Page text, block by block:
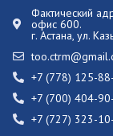
Фактический
офис 600.
г. Астана, ул.
+7 (778) 125-
+7 (700) 404-
+7 (727) 323-